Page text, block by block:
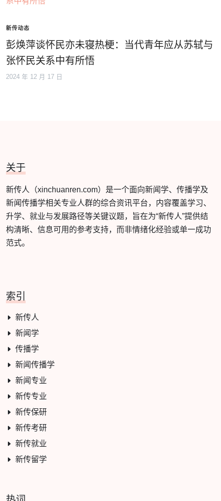
新传动态
彭焕萍谈怀民亦未寝热梗：当代青年应从苏轼与
张怀民关系中有所悟
2024 年 12 月 17 日
关于
新传人（xinchuanren.com）是一个面向新闻学、传播学及
新闻传播学相关专业人群的综合资讯平台，内容覆盖学习、
升学、就业与发展路径等关键议题，旨在为“新传人”提供结
构清晰、信息可用的参考支持，而非情绪化经验或单一成功
范式。
索引
新传人
新闻学
传播学
新闻传播学
新闻专业
新传专业
新传保研
新传考研
新传就业
新传留学